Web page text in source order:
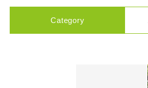
Category